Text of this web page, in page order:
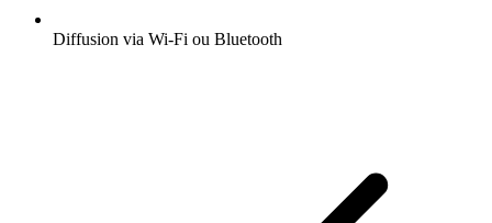
Diffusion via Wi-Fi ou Bluetooth